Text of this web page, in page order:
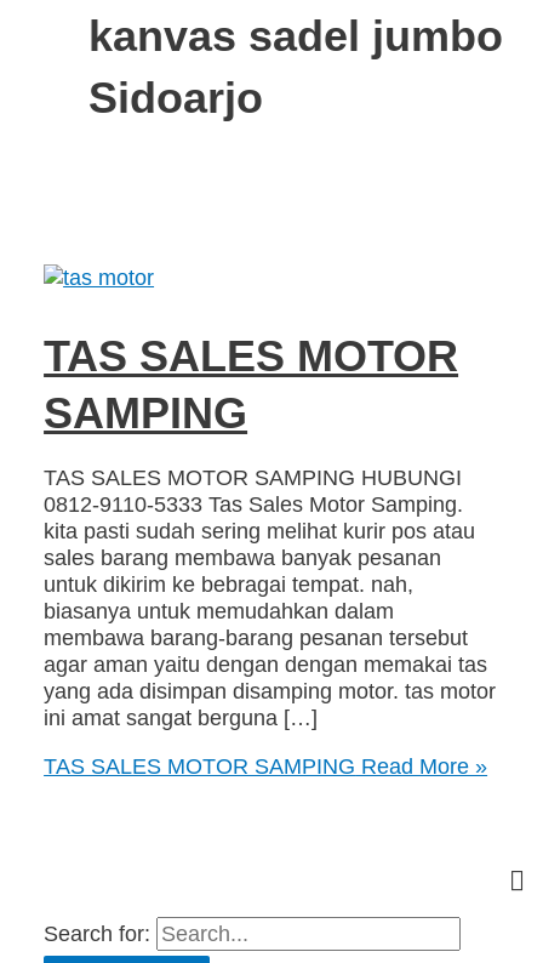
kanvas sadel jumbo
Sidoarjo
TAS SALES MOTOR
SAMPING
TAS SALES MOTOR SAMPING HUBUNGI
0812-9110-5333 Tas Sales Motor Samping.
kita pasti sudah sering melihat kurir pos atau
sales barang membawa banyak pesanan
untuk dikirim ke bebragai tempat. nah,
biasanya untuk memudahkan dalam
membawa barang-barang pesanan tersebut
agar aman yaitu dengan dengan memakai tas
yang ada disimpan disamping motor. tas motor
ini amat sangat berguna […]
TAS SALES MOTOR SAMPING Read More »
Search for: